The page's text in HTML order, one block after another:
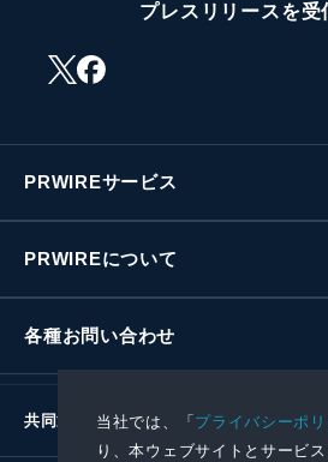
当社では、「プライバシーポ
り、本ウェブサイトとサービ
プレスリリースを受
PRWIREサービス
PRWIREについて
各種お問い合わせ
共同通信社グループ